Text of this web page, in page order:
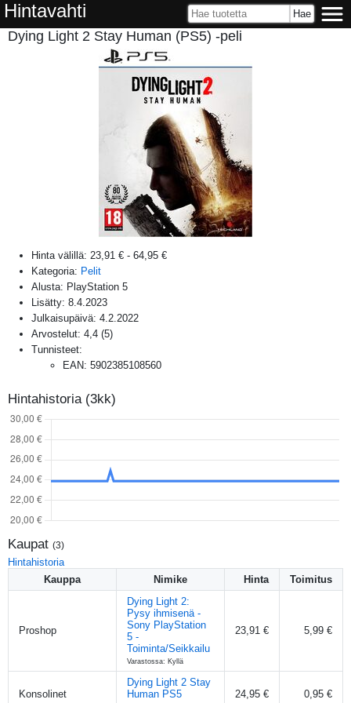
Hintavahti
Dying Light 2 Stay Human (PS5) -peli
Hinta välillä: 23,91 € - 64,95 €
Kategoria: Pelit
Alusta: PlayStation 5
Lisätty: 8.4.2023
Julkaisupäivä: 4.2.2022
Arvostelut: 4,4 (5)
Tunnisteet:
EAN: 5902385108560
Hintahistoria (3kk)
Kaupat (3)
Hintahistoria
Kauppa
Nimike Hinta Toimitus
Proshop
Dying Light 2:
Pysy ihmisenä -
Sony PlayStation
5 -
Toiminta/Seikkailu
Varastossa: Kyllä
23,91 € 5,99 €
Konsolinet
Dying Light 2 Stay
Human PS5
24,95 € 0,95 €